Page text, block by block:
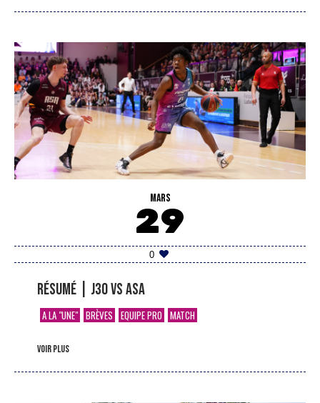
MARS
29
0
Résumé | J30 vs ASA
A LA "UNE" BRÈVES EQUIPE PRO MATCH
voir plus